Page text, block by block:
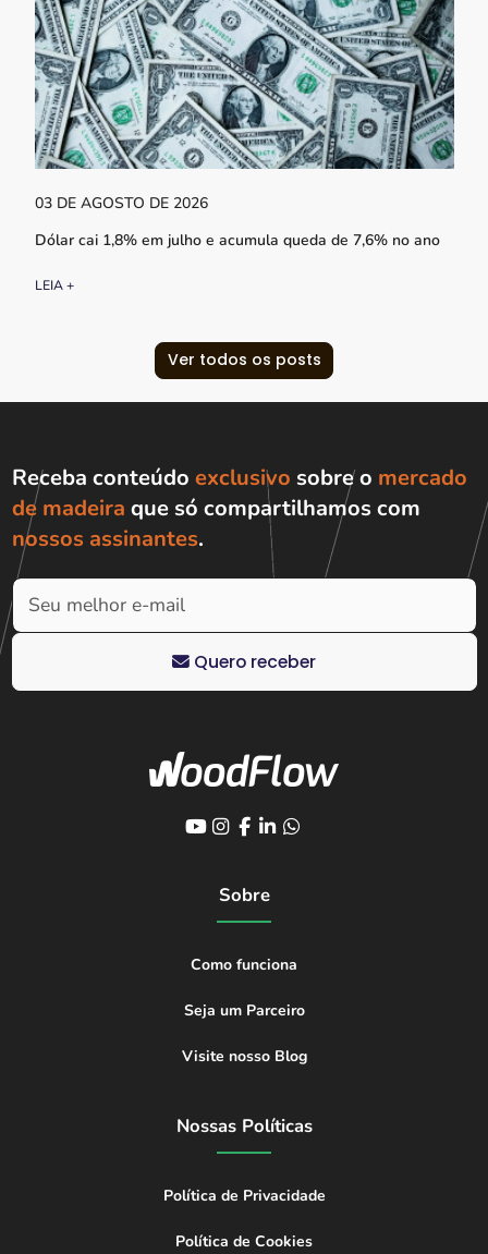
03 DE AGOSTO DE 2026
Dólar cai 1,8% em julho e acumula queda de 7,6% no ano
LEIA +
Ver todos os posts
Receba conteúdo exclusivo sobre o mercado
de madeira que só compartilhamos com
nossos assinantes.
Quero receber
Sobre
Como funciona
Seja um Parceiro
Visite nosso Blog
Nossas Políticas
Política de Privacidade
Política de Cookies